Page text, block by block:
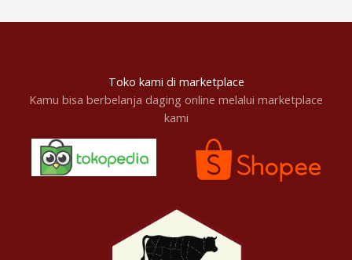
Toko kami di marketplace
Kamu bisa berbelanja daging online melalui marketplace
kami